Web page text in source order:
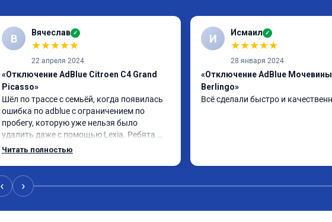
В Вячеслав ✓
★★★★★
22 апреля 2024
«Отключение AdBlue Citroen C4 Grand
Picasso»
Шёл по трассе с семьёй, когда появилась
ошибка по adblue с ограничением по
пробегу, которую уже нельзя было
удалить даже с помощью Lexia. Ребята
пошли навстречу, оперативно приняли и
Читать полностью
И Исмаил ✓
★★★★★
28 января 2024
«Отключение AdBlue
Berlingo»
Всё сделали быстро и
‹ ›